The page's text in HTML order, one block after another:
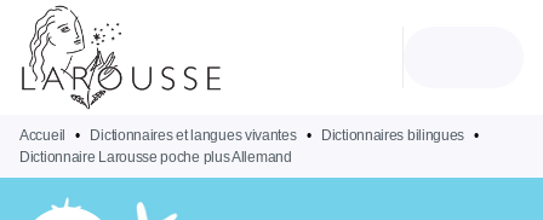
MENU
PIED DE PAGE
Accueil • Dictionnaires et langues vivantes • Dictionnaires bilingues •
Dictionnaire Larousse poche plus Allemand